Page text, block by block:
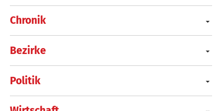
Chronik
Bezirke
Politik